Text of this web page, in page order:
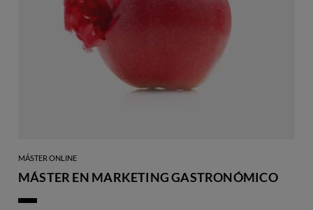
MÁSTER ONLINE
MÁSTER EN MARKETING GASTRONÓMICO